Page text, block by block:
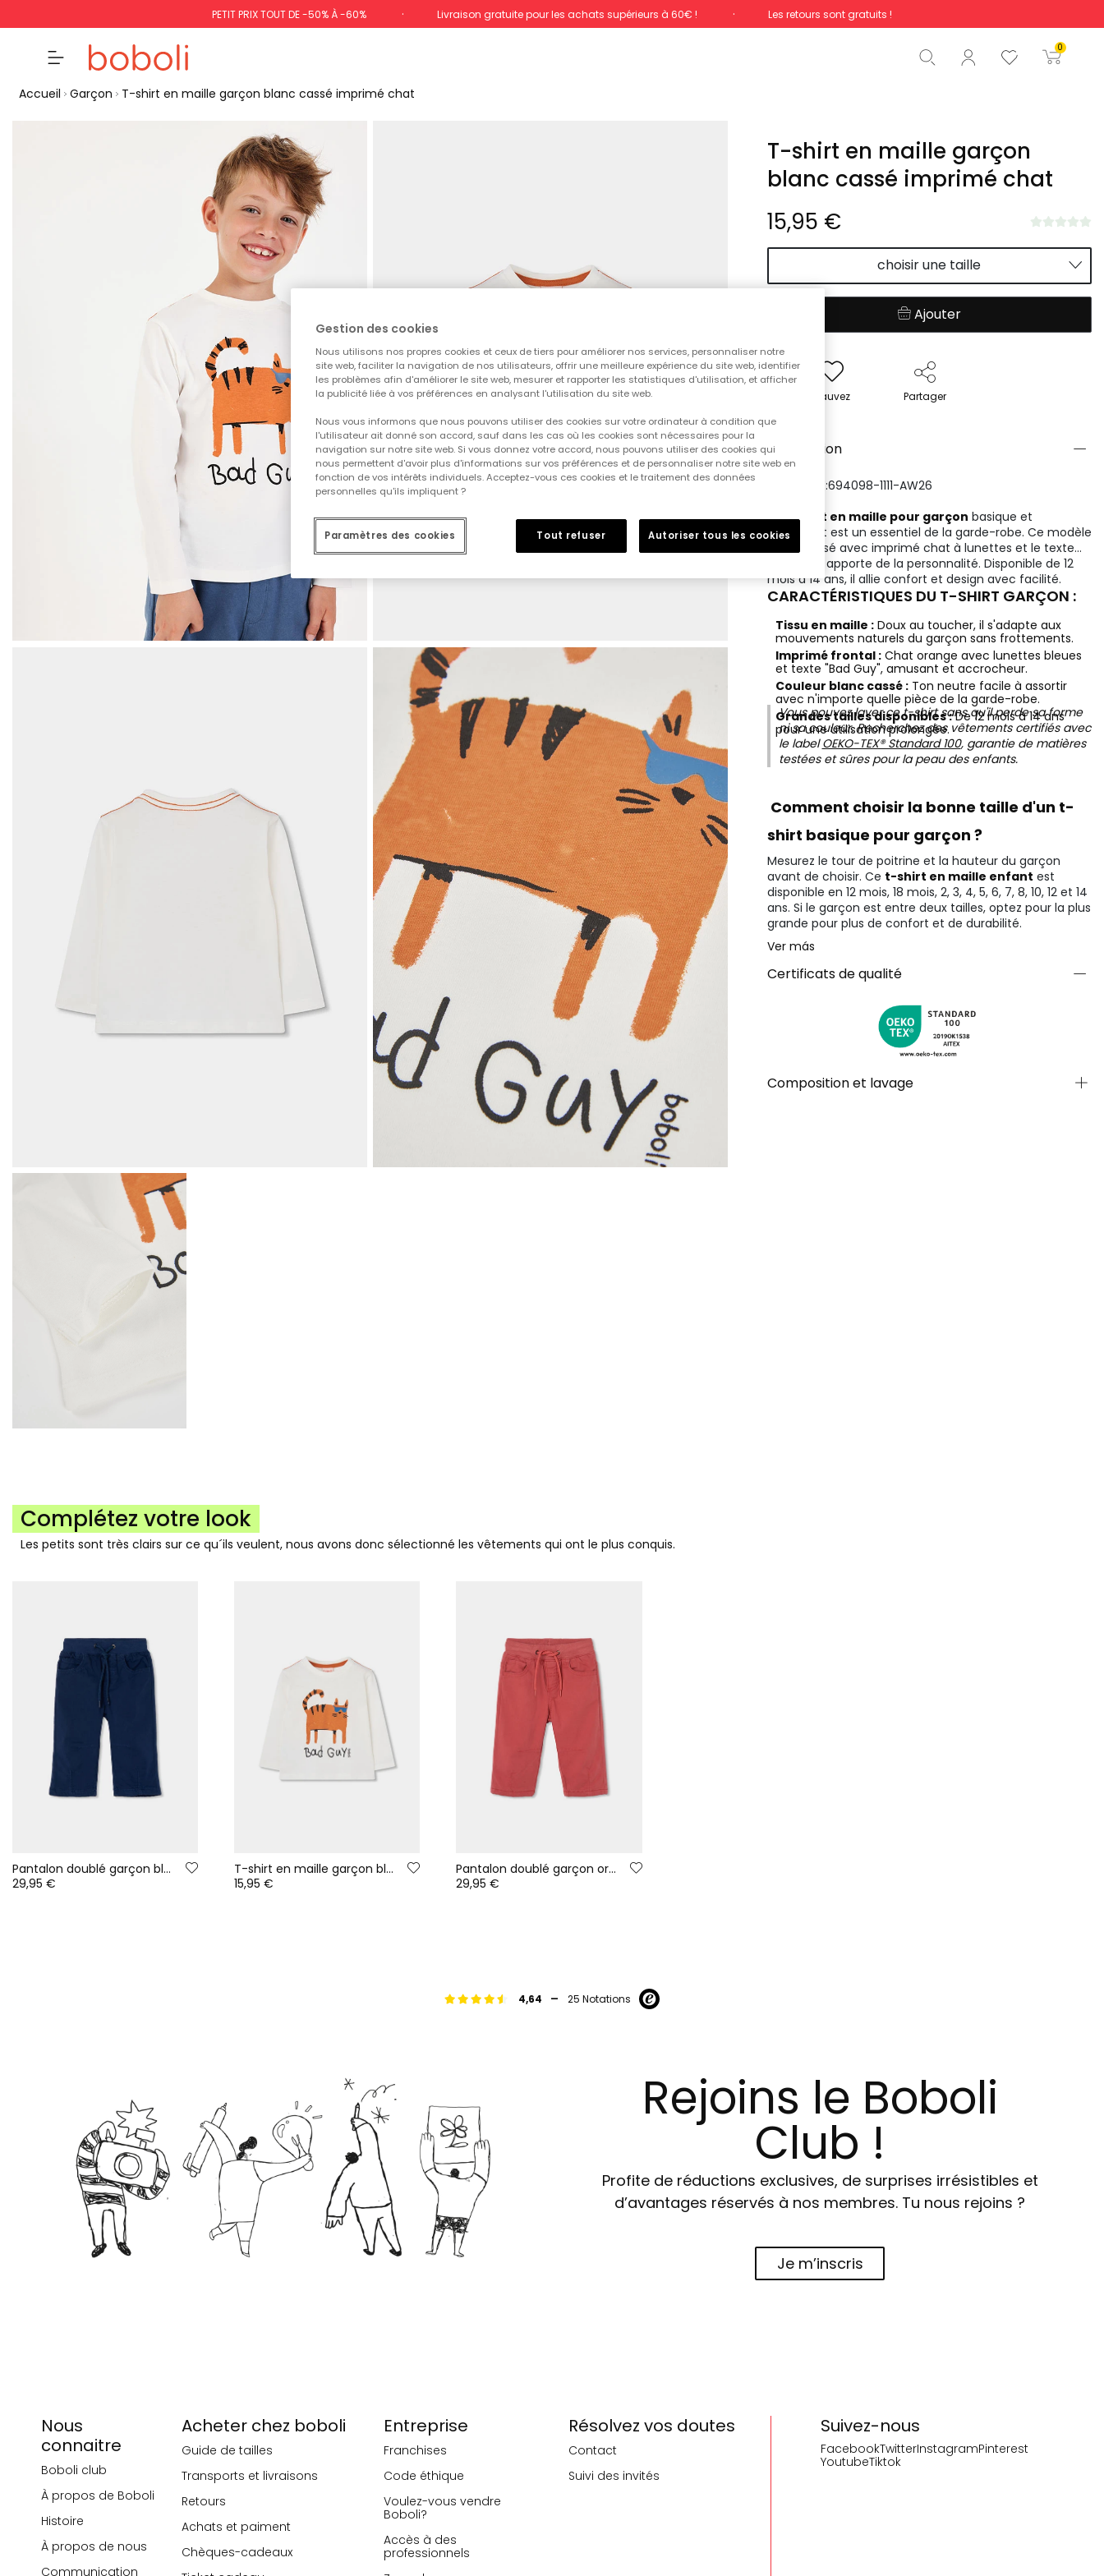
PETIT PRIX TOUT DE -50% À -60% Livraison gratuite pour les achats supérieurs à 60€ ! Les retours sont gratuits !
0
Total 0,00 €
Commencer la commande
Accueil Garçon T-shirt en maille garçon blanc cassé imprimé chat
T-shirt en maille garçon
blanc cassé imprimé chat
15,95 €
choisir une taille
Ajouter
Sauvez Partager
Description
RÉFÉRENCE:694098-1111-AW26
Unt-shirt en maille pour garçon basique et
polyvalent est un essentiel de la garde-robe. Ce modèle
blanc cassé avec imprimé chat à lunettes et le texte
"Bad Guy" apporte de la personnalité. Disponible de 12
mois à 14 ans, il allie confort et design avec facilité.
CARACTÉRISTIQUES DU T-SHIRT GARÇON :
Tissu en maille :Doux au toucher, il s'adapte aux
mouvements naturels du garçon sans frottements.
Imprimé frontal :Chat orange avec lunettes bleues
et texte "Bad Guy", amusant et accrocheur.
Couleur blanc cassé :Ton neutre facile à assortir
avec n'importe quelle pièce de la garde-robe.
Grandes tailles disponibles :De 12 mois à 14 ans
pour une utilisation prolongée.
Vous pouvez laver ce t-shirt sans qu'il perde sa forme
ni sa couleur. Recherchez des vêtements certifiés avec
le labelOEKO-TEX® Standard 100, garantie de matières
testées et sûres pour la peau des enfants.
Comment choisir la bonne taille d'un t-
shirt basique pour garçon ?
Mesurez le tour de poitrine et la hauteur du garçon
avant de choisir. Ce t-shirt en maille enfant est
disponible en 12 mois, 18 mois, 2, 3, 4, 5, 6, 7, 8, 10, 12 et 14
ans. Si le garçon est entre deux tailles, optez pour la plus
grande pour plus de confort et de durabilité.
Ver más
Certificats de qualité
Composition et lavage
Complétez votre look
Les petits sont très clairs sur ce qu´ils veulent, nous avons donc sélectionné les vêtements qui ont le plus conquis.
Pantalon doublé garçon bleu marine avec cordon
29,95 €
T-shirt en maille garçon blanc cassé imprimé chat
15,95 €
Pantalon doublé garçon orange
29,95 €
4,64 - 25 Notations
Rejoins le Boboli
Club !
Profite de réductions exclusives, de surprises irrésistibles et
d’avantages réservés à nos membres. Tu nous rejoins ?
Je m’inscris
Suivez-nous
FacebookTwitterInstagramPinterest
YoutubeTiktok
Nous
connaitre
Boboli club
À propos de Boboli
Histoire
À propos de nous
Communication
Acheter chez boboli
Guide de tailles
Transports et livraisons
Retours
Achats et paiment
Chèques-cadeaux
Entreprise
Franchises
Code éthique
Voulez-vous vendre
Boboli?
Accès à des
professionnels
Résolvez vos doutes
Contact
Suivi des invités
Gestion des cookies
Nous utilisons nos propres cookies et ceux de tiers pour améliorer nos services, personnaliser notre
site web, faciliter la navigation de nos utilisateurs, offrir une meilleure expérience du site web, identifier
les problèmes afin d'améliorer le site web, mesurer et rapporter les statistiques d'utilisation, et afficher
la publicité liée à vos préférences en analysant l'utilisation du site web.
Nous vous informons que nous pouvons utiliser des cookies sur votre ordinateur à condition que
l'utilisateur ait donné son accord, sauf dans les cas où les cookies sont nécessaires pour la
navigation sur notre site web. Si vous donnez votre accord, nous pouvons utiliser des cookies qui
nous permettent d'avoir plus d'informations sur vos préférences et de personnaliser notre site web en
fonction de vos intérêts individuels. Acceptez-vous ces cookies et le traitement des données
personnelles qu'ils impliquent ?
Tout refuser Autoriser tous les cookies
Paramètres des cookies